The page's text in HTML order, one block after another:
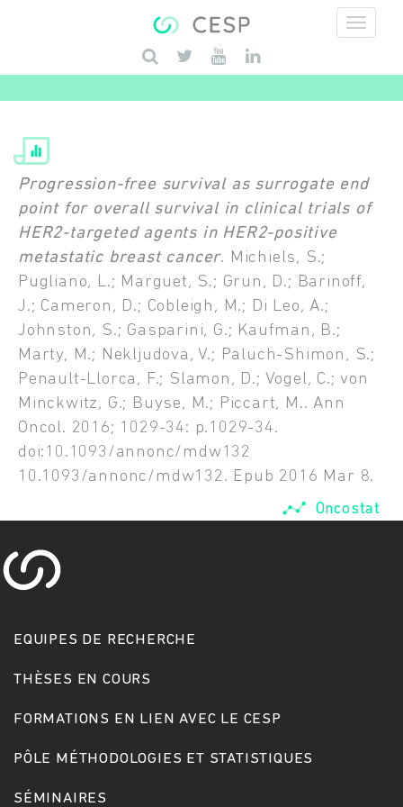
Saisissez vos mots-clés
Rechercher
Progression-free survival as surrogate end
point for overall survival in clinical trials of
HER2-targeted agents in HER2-positive
metastatic breast cancer. Michiels, S.;
Pugliano, L.; Marguet, S.; Grun, D.; Barinoff,
J.; Cameron, D.; Cobleigh, M.; Di Leo, A.;
Johnston, S.; Gasparini, G.; Kaufman, B.;
Marty, M.; Nekljudova, V.; Paluch-Shimon, S.;
Penault-Llorca, F.; Slamon, D.; Vogel, C.; von
Minckwitz, G.; Buyse, M.; Piccart, M.. Ann
Oncol. 2016; 1029-34: p.1029-34.
doi:10.1093/annonc/mdw132
10.1093/annonc/mdw132. Epub 2016 Mar 8.
Oncostat
EQUIPES DE RECHERCHE
THÈSES EN COURS
FORMATIONS EN LIEN AVEC LE CESP
PÔLE MÉTHODOLOGIES ET STATISTIQUES
SÉMINAIRES